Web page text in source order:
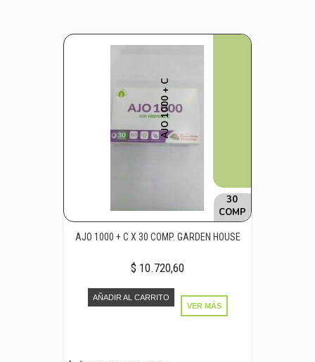
AJO 1000 + C
30
COMP
AJO 1000 + C X 30 COMP. GARDEN HOUSE
$ 10.720,60
AÑADIR AL CARRITO
VER MÁS